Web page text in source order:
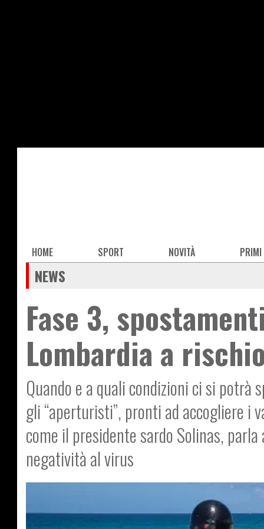
Main
navigation
HOME SPORT NOVITÀ PRIMI
NEWS
Fase 3,
Lombardia a
Quando e a quali condizioni ci si potrà
gli “aperturisti”, pronti ad accogliere i
come il presidente sardo Solinas,
negatività al virus